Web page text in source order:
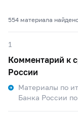
554 материалa
1
Комментарий к
России
Материалы по
Банка России